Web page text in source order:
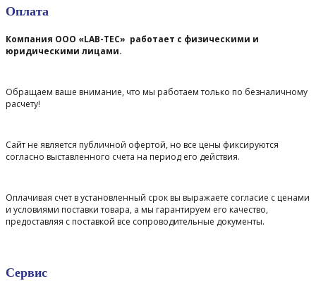
Оплата
Компания ООО «LAB-TEC» работает с физическими и
юридическими лицами.
Обращаем ваше внимание, что мы работаем только по безналичному
расчету!
Сайт не является публичной офертой, но все цены фиксируются
согласно выставленного счета на период его действия.
Оплачивая счет в установленный срок вы выражаете согласие с ценами
и условиями поставки товара, а мы гарантируем его качество,
предоставляя с поставкой все сопроводительные документы.
Сервис